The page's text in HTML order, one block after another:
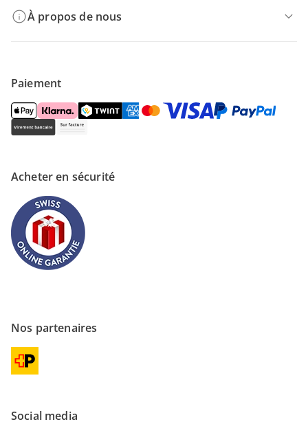
À propos de nous
Paiement
Acheter en sécurité
Nos partenaires
Social media